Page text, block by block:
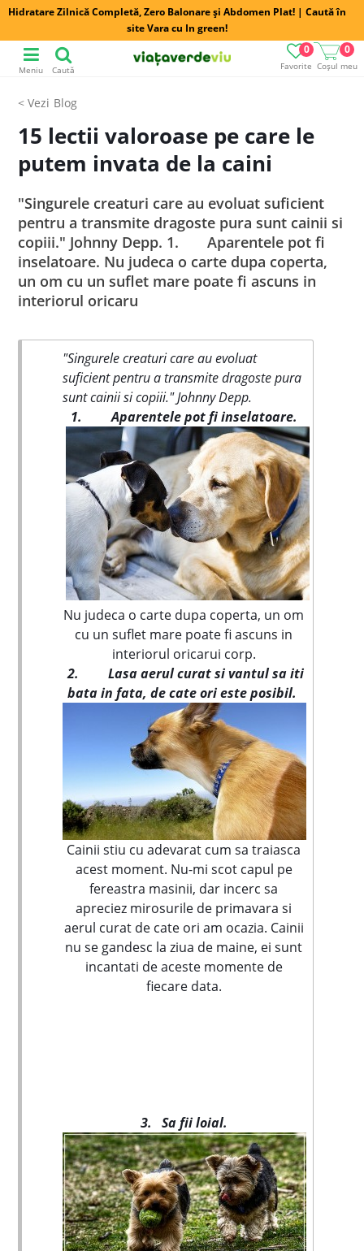
Hidratare Zilnică Completă, Zero Balonare și Abdomen Plat! | Caută în
site Vara cu In green!
Favorite
0
Coșul meu
0
Meniu Caută
Blog
15 lectii valoroase pe care le
putem invata de la caini
"Singurele creaturi care au evoluat suficient
pentru a transmite dragoste pura sunt cainii si
copiii." Johnny Depp. 1. Aparentele pot fi
inselatoare. Nu judeca o carte dupa coperta,
un om cu un suflet mare poate fi ascuns in
interiorul oricaru
"Singurele creaturi care au evoluat
suficient pentru a transmite dragoste pura
sunt cainii si copiii." Johnny Depp.
1.
Aparentele pot fi inselatoare.
Nu judeca o carte dupa coperta, un om
cu un suflet mare poate fi ascuns in
interiorul oricarui corp.
2.
Lasa aerul curat si vantul sa iti
bata in fata, de cate ori este posibil.
Cainii stiu cu adevarat cum sa traiasca
acest moment. Nu-mi scot capul pe
fereastra masinii, dar incerc sa
apreciez mirosurile de primavara si
aerul curat de cate ori am ocazia. Cainii
nu se gandesc la ziua de maine, ei sunt
incantati de aceste momente de
fiecare data.
3. Sa fii loial.